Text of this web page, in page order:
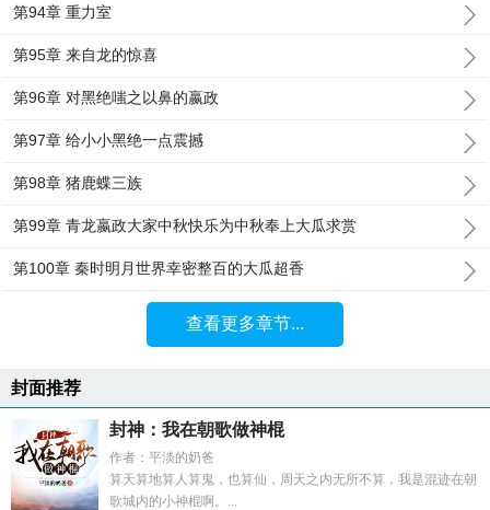
第94章 重力室
第95章 来自龙的惊喜
第96章 对黑绝嗤之以鼻的嬴政
第97章 给小小黑绝一点震撼
第98章 猪鹿蝶三族
第99章 青龙嬴政大家中秋快乐为中秋奉上大瓜求赏
第100章 秦时明月世界幸密整百的大瓜超香
查看更多章节...
封面推荐
封神：我在朝歌做神棍
作者：平淡的奶爸
算天算地算人算鬼，也算仙，周天之内无所不算，我是混迹在朝
歌城内的小神棍啊。...